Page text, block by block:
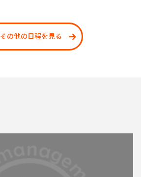
その他の日程を見る